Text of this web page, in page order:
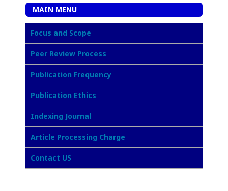
MAIN MENU
Focus and Scope
Peer Review Process
Publication Frequency
Publication Ethics
Indexing Journal
Article Processing Charge
Contact US